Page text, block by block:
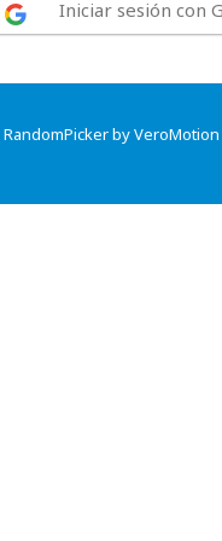
Iniciar sesión con
RandomPicker by